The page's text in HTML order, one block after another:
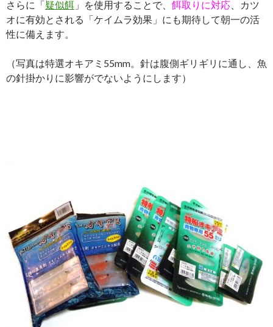
さらに「疑似餌 」を使用することで、 餌取りに対応 、カツ
オに有効とされる「ケイムラ効果」にも期待して朝一の活
性に備えます。
（写真は特選オキアミ55mm。針は腹側ギリギリに通し、魚
の針掛かりに影響がでないようにします）